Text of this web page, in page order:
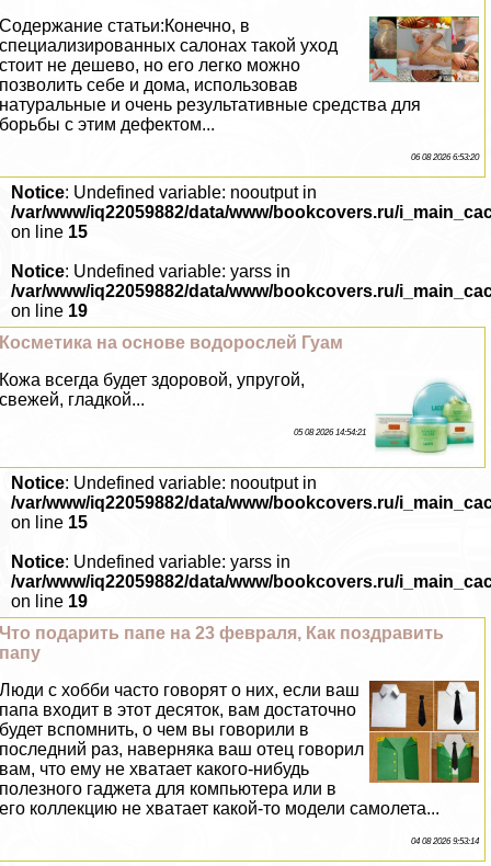
Содержание статьи:Конечно, в
специализированных салонах такой уход
стоит не дешево, но его легко можно
позволить себе и дома, использовав
натуральные и очень результативные средства для
борьбы с этим дефектом...
06 08 2026 6:53:20
Notice: Undefined variable: nooutput in
/var/www/iq22059882/data/www/bookcovers.ru/
on line 15
Notice: Undefined variable: yarss in
/var/www/iq22059882/data/www/bookcovers.ru/
on line 19
Косметика на основе водорослей Гуам
Кожа всегда будет здоровой, упругой,
свежей, гладкой...
05 08 2026 14:54:21
Notice: Undefined variable: nooutput in
/var/www/iq22059882/data/www/bookcovers.ru/
on line 15
Notice: Undefined variable: yarss in
/var/www/iq22059882/data/www/bookcovers.ru/
on line 19
Что подарить папе на 23 февраля, Как поздравить
папу
Люди с хобби часто говорят о них, если ваш
папа входит в этот десяток, вам достаточно
будет вспомнить, о чем вы говорили в
последний раз, наверняка ваш отец говорил
вам, что ему не хватает какого-нибудь
полезного гаджета для компьютера или в
его коллекцию не хватает какой-то модели самолета...
04 08 2026 9:53:14